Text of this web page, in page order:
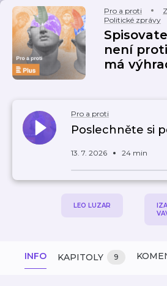
Pro a proti
Politické zprávy
není
má
Pro a proti
Poslechněte si
13. 7. 2026 24 min
LEO LUZAR
INFO KAPITOLY 9